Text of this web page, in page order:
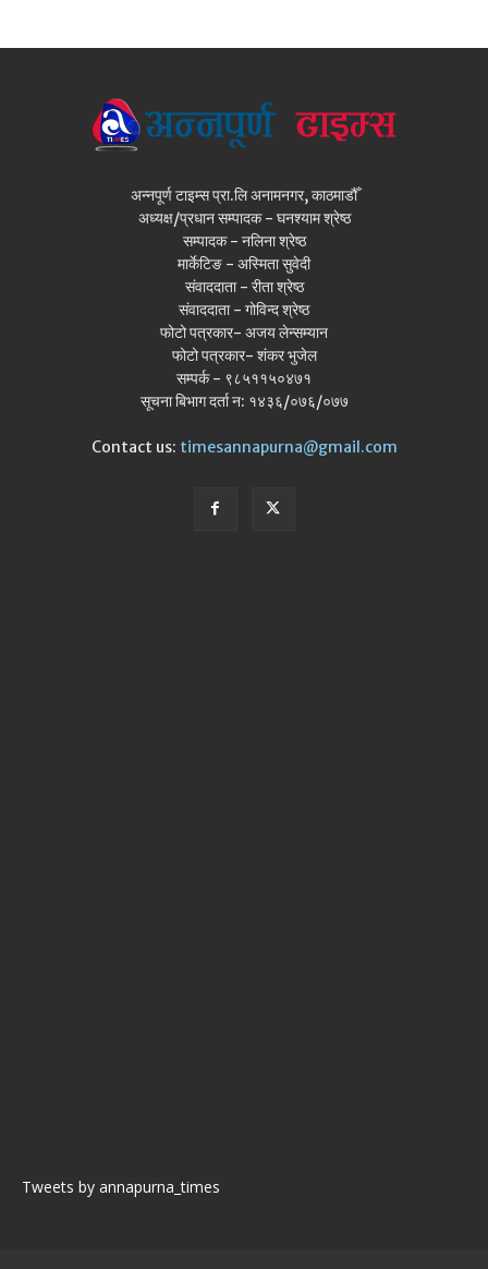
अन्नपूर्ण टाइम्स प्रा.लि अनामनगर, काठमाडौँ
अध्यक्ष/प्रधान सम्पादक - घनश्याम श्रेष्ठ
सम्पादक - नलिना श्रेष्ठ
मार्केटिङ - अस्मिता सुवेदी
संवाददाता - रीता श्रेष्ठ
संवाददाता - गोविन्द श्रेष्ठ
फोटो पत्रकार- अजय लेन्सम्यान
फोटो पत्रकार- शंकर भुजेल
सम्पर्क - ९८५११५०४७१
सूचना बिभाग दर्ता न: १४३६/०७६/०७७
Contact us: timesannapurna@gmail.com
Tweets by annapurna_times